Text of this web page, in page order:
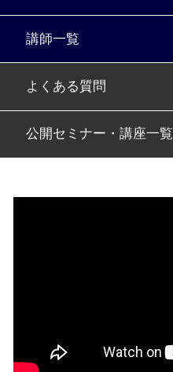
講師一覧
よくある質問
公開セミナー・講座一覧